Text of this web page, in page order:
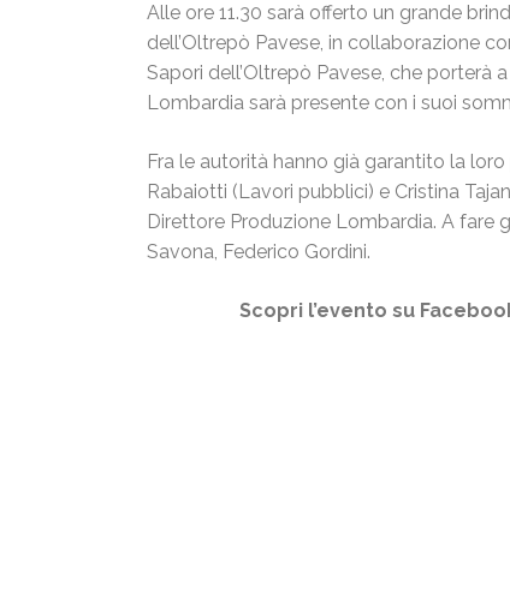
Alle ore 11.30 sarà offerto un grande
dell’Oltrepò Pavese, in collaborazione
Sapori dell’Oltrepò Pavese, che porterà
Lombardia sarà presente con i suoi
Fra le autorità hanno già garantito la
Rabaiotti (Lavori pubblici) e Cristina
Direttore Produzione Lombardia. A fare
Savona, Federico Gordini.
Scopri l’evento su